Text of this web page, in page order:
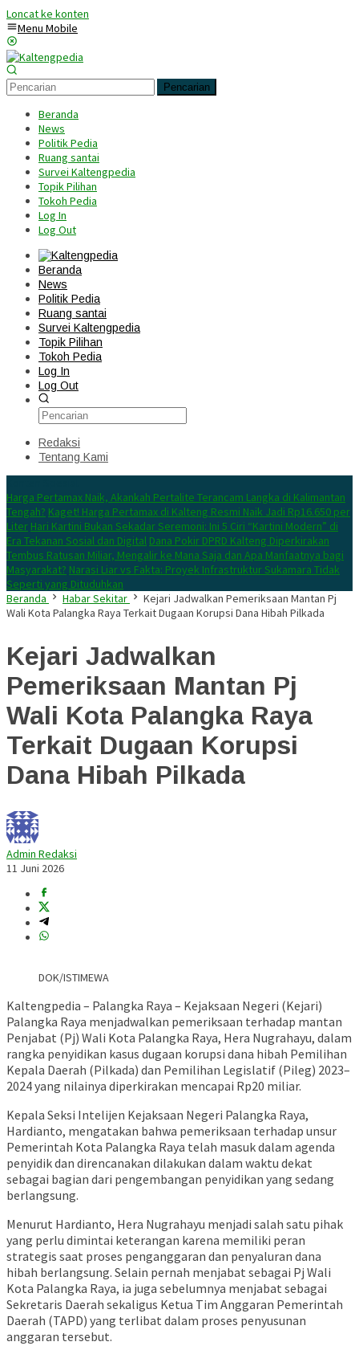
Loncat ke konten
Menu Mobile
Pencarian
Beranda
News
Politik Pedia
Ruang santai
Survei Kaltengpedia
Topik Pilihan
Tokoh Pedia
Log In
Log Out
Beranda
News
Politik Pedia
Ruang santai
Survei Kaltengpedia
Topik Pilihan
Tokoh Pedia
Log In
Log Out
Redaksi
Tentang Kami
Harga Pertamax Naik, Akankah Pertalite Terancam Langka di Kalimantan
Tengah? Kaget! Harga Pertamax di Kalteng Resmi Naik Jadi Rp16.650 per
Liter Hari Kartini Bukan Sekadar Seremoni: Ini 5 Ciri “Kartini Modern” di
Era Tekanan Sosial dan Digital Dana Pokir DPRD Kalteng Diperkirakan
Tembus Ratusan Miliar, Mengalir ke Mana Saja dan Apa Manfaatnya bagi
Masyarakat? Narasi Liar vs Fakta: Proyek Infrastruktur Sukamara Tidak
Seperti yang Dituduhkan
Beranda
Habar Sekitar
Kejari Jadwalkan Pemeriksaan Mantan Pj
Wali Kota Palangka Raya Terkait Dugaan Korupsi Dana Hibah Pilkada
Kejari Jadwalkan
Pemeriksaan Mantan Pj
Wali Kota Palangka Raya
Terkait Dugaan Korupsi
Dana Hibah Pilkada
Admin Redaksi
11 Juni 2026
DOK/ISTIMEWA
Kaltengpedia – Palangka Raya – Kejaksaan Negeri (Kejari)
Palangka Raya menjadwalkan pemeriksaan terhadap mantan
Penjabat (Pj) Wali Kota Palangka Raya, Hera Nugrahayu, dalam
rangka penyidikan kasus dugaan korupsi dana hibah Pemilihan
Kepala Daerah (Pilkada) dan Pemilihan Legislatif (Pileg) 2023–
2024 yang nilainya diperkirakan mencapai Rp20 miliar.
Kepala Seksi Intelijen Kejaksaan Negeri Palangka Raya,
Hardianto, mengatakan bahwa pemeriksaan terhadap unsur
Pemerintah Kota Palangka Raya telah masuk dalam agenda
penyidik dan direncanakan dilakukan dalam waktu dekat
sebagai bagian dari pengembangan penyidikan yang sedang
berlangsung.
Menurut Hardianto, Hera Nugrahayu menjadi salah satu pihak
yang perlu dimintai keterangan karena memiliki peran
strategis saat proses penganggaran dan penyaluran dana
hibah berlangsung. Selain pernah menjabat sebagai Pj Wali
Kota Palangka Raya, ia juga sebelumnya menjabat sebagai
Sekretaris Daerah sekaligus Ketua Tim Anggaran Pemerintah
Daerah (TAPD) yang terlibat dalam proses penyusunan
anggaran tersebut.